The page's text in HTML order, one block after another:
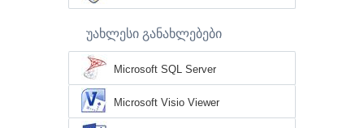
უახლესი განახლებები
Microsoft SQL Server
Microsoft Visio Viewer